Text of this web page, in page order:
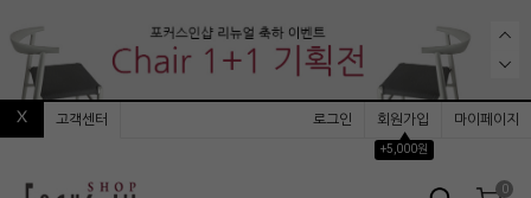
고객센터 로그인
회원가입
▲
+5,000원
마이페이지
0